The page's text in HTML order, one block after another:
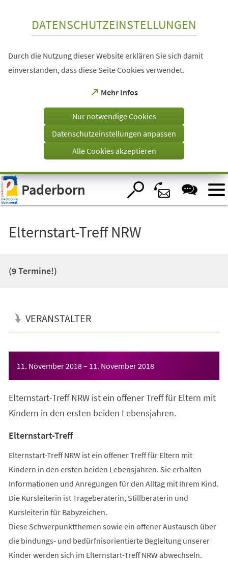
Visuelle
Assistenzsoftware
öffnen.
DATENSCHUTZEINSTELLUNGEN
Durch die Nutzung dieser Website erklären Sie sich damit
einverstanden, dass diese Seite Cookies verwendet.
Mehr Infos
(Öffnet
einem
Tab)
Nur notwendige Cookies
Datenschutzeinstellungen anpassen
Alle Cookies akzeptieren
Paderborn
Elternstart-Treff NRW
(9 Termine!)
VERANSTALTER
11. November 2018– 11. November 2018
Elternstart-Treff NRW ist ein offener Treff für Eltern mit
Kindern in den ersten beiden Lebensjahren.
Elternstart-Treff
Elternstart-Treff NRW ist ein offener Treff für Eltern mit
Kindern in den ersten beiden Lebensjahren. Sie erhalten
Informationen und Anregungen für den Alltag mit Ihrem Kind.
Die Kursleiterin ist Trageberaterin, Stillberaterin und
Kursleiterin für Babyzeichen.
Diese Schwerpunktthemen sowie ein offener Austausch über
die bindungs- und bedürfnisorientierte Begleitung unserer
Kinder werden sich im Elternstart-Treff NRW abwechseln.